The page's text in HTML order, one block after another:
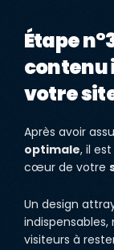
Étape
contenu
votre
Après avoir
optimale, il
cœur de votre
Un design
visiteurs à